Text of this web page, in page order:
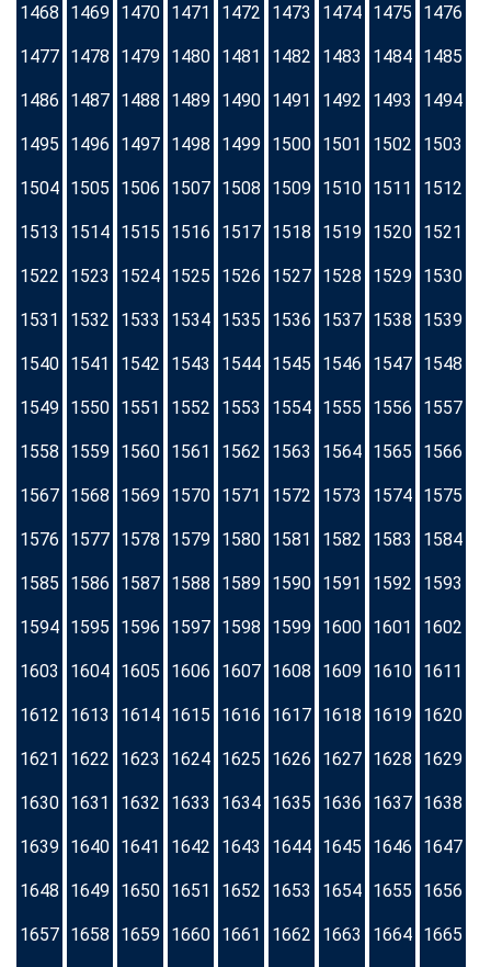
1468 1469 1470 1471 1472 1473 1474 1475 1476
1477 1478 1479 1480 1481 1482 1483 1484 1485
1486 1487 1488 1489 1490 1491 1492 1493 1494
1495 1496 1497 1498 1499 1500 1501 1502 1503
1504 1505 1506 1507 1508 1509 1510 1511 1512
1513 1514 1515 1516 1517 1518 1519 1520 1521
1522 1523 1524 1525 1526 1527 1528 1529 1530
1531 1532 1533 1534 1535 1536 1537 1538 1539
1540 1541 1542 1543 1544 1545 1546 1547 1548
1549 1550 1551 1552 1553 1554 1555 1556 1557
1558 1559 1560 1561 1562 1563 1564 1565 1566
1567 1568 1569 1570 1571 1572 1573 1574 1575
1576 1577 1578 1579 1580 1581 1582 1583 1584
1585 1586 1587 1588 1589 1590 1591 1592 1593
1594 1595 1596 1597 1598 1599 1600 1601 1602
1603 1604 1605 1606 1607 1608 1609 1610 1611
1612 1613 1614 1615 1616 1617 1618 1619 1620
1621 1622 1623 1624 1625 1626 1627 1628 1629
1630 1631 1632 1633 1634 1635 1636 1637 1638
1639 1640 1641 1642 1643 1644 1645 1646 1647
1648 1649 1650 1651 1652 1653 1654 1655 1656
1657 1658 1659 1660 1661 1662 1663 1664 1665